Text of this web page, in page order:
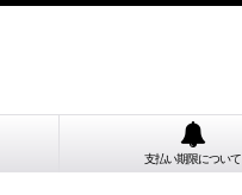
支払い期限について